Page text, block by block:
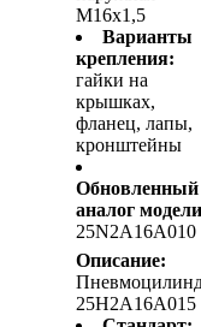
M16x1,5
Варианты
крепления:
гайки на
крышках,
фланец, лапы,
кронштейны
Обновленный
аналог
25N2A16A010
Описание:
25H2A16A015